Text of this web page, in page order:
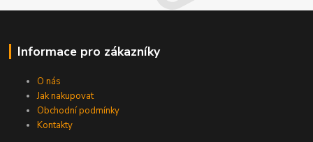
Informace pro zákazníky
O nás
Jak nakupovat
Obchodní podmínky
Kontakty